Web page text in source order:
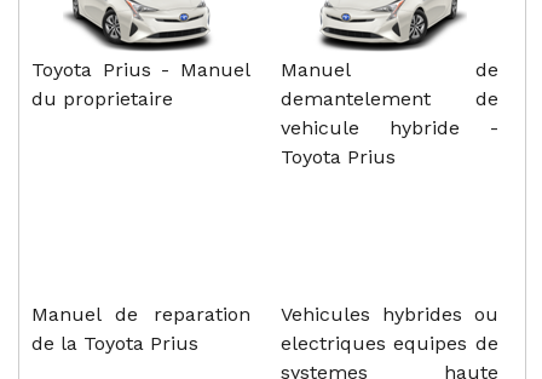
Toyota Prius - Manuel
du proprietaire
Manuel de
demantelement de
vehicule hybride -
Toyota Prius
Manuel de reparation
de la Toyota Prius
Vehicules hybrides ou
electriques equipes de
systemes haute